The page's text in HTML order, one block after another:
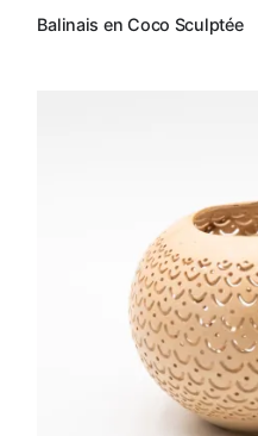
Balinais en Coco Sculptée